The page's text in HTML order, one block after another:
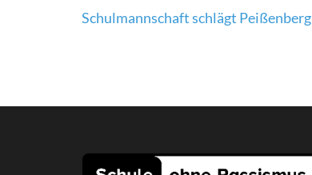
Beitragsnavigation
Schulmannschaft schlägt Peißenberg